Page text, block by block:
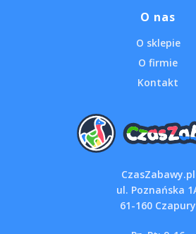
O nas
O sklepie
O firmie
Kontakt
CzasZabawy.pl
ul. Poznańska
61-160 Czapury